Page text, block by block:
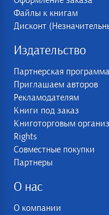
Файлы к книгам
Дисконт
Издательство
Партнерская программа
Приглашаем авторов
Рекламодателям
Книги под заказ
Книготорговым
Rights
Совместные покупки
Партнеры
О нас
О компании